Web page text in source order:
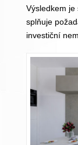
Výsledkem
splňuje
investiční